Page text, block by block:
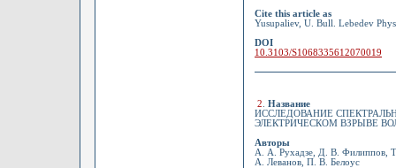
Cite this article as
Yusupaliev, U. Bull. Lebedev
DOI
10.3103/S1068335612070019
2
Название
ИССЛЕДОВАНИЕ
ЭЛЕКТРИЧЕСКОМ ВЗРЫВЕ
Авторы
А. А. Рухадзе, Д. В. Филиппов,
А. Леванов, П. В. Белоус